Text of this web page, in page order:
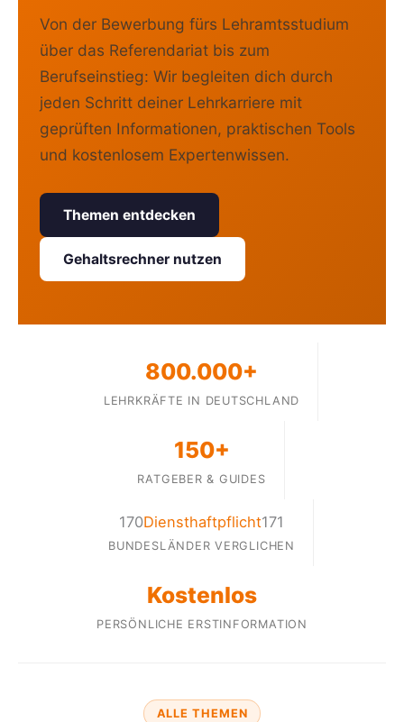
Von der Bewerbung fürs Lehramtsstudium
über das Referendariat bis zum
Berufseinstieg: Wir begleiten dich durch
jeden Schritt deiner Lehrkarriere mit
geprüften Informationen, praktischen Tools
und kostenlosem Expertenwissen.
Themen entdecken
Gehaltsrechner nutzen
800.000+
LEHRKRÄFTE IN DEUTSCHLAND
150+
RATGEBER & GUIDES
170Diensthaftpflicht171
BUNDESLÄNDER VERGLICHEN
Kostenlos
PERSÖNLICHE ERSTINFORMATION
ALLE THEMEN